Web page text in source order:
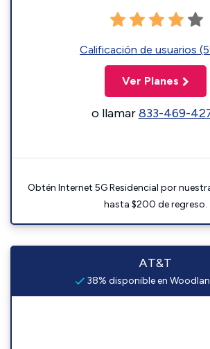
Calificación de usuarios
Ver Planes
o llamar833-469-
Obtén Internet 5G Residencial por
hasta $200 de regreso.
AT&T
38% disponible en